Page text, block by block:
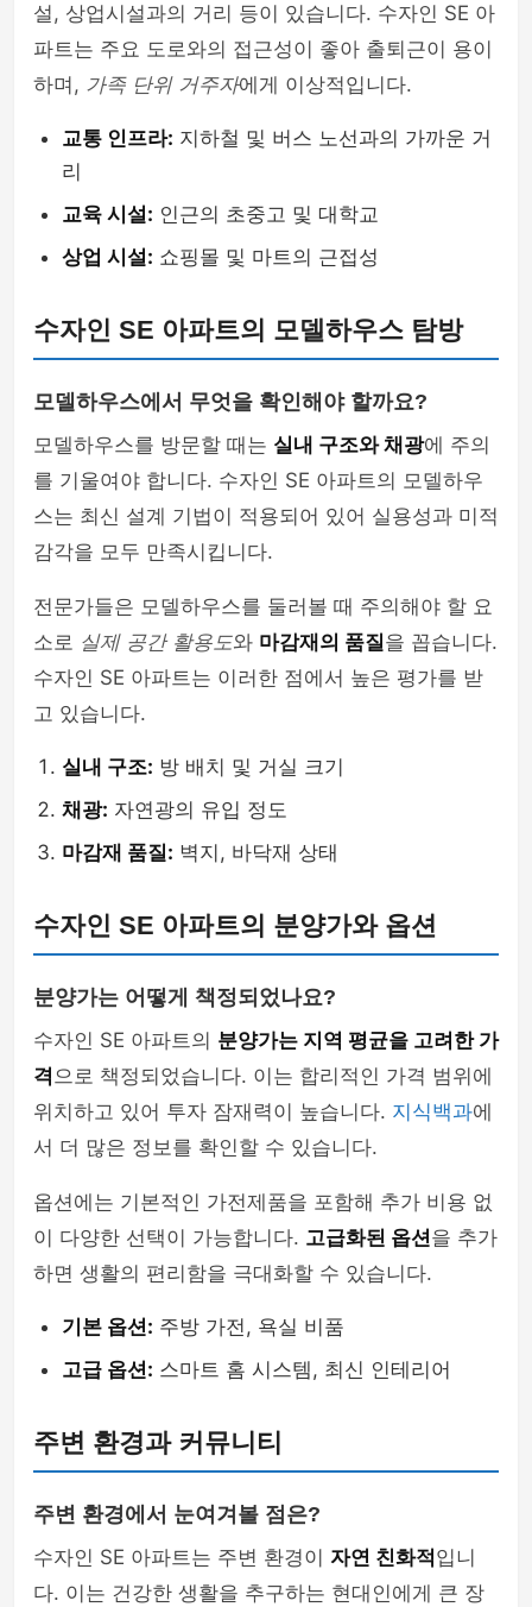
설, 상업시설과의 거리 등이 있습니다. 수자인 SE 아
파트는 주요 도로와의 접근성이 좋아 출퇴근이 용이
하며, 가족 단위 거주자에게 이상적입니다.
교통 인프라: 지하철 및 버스 노선과의 가까운 거
리
교육 시설: 인근의 초중고 및 대학교
상업 시설: 쇼핑몰 및 마트의 근접성
수자인 SE 아파트의 모델하우스 탐방
모델하우스에서 무엇을 확인해야 할까요?
모델하우스를 방문할 때는 실내 구조와 채광에 주의
를 기울여야 합니다. 수자인 SE 아파트의 모델하우
스는 최신 설계 기법이 적용되어 있어 실용성과 미적
감각을 모두 만족시킵니다.
전문가들은 모델하우스를 둘러볼 때 주의해야 할 요
소로 실제 공간 활용도와 마감재의 품질을 꼽습니다.
수자인 SE 아파트는 이러한 점에서 높은 평가를 받
고 있습니다.
실내 구조: 방 배치 및 거실 크기
채광: 자연광의 유입 정도
마감재 품질: 벽지, 바닥재 상태
수자인 SE 아파트의 분양가와 옵션
분양가는 어떻게 책정되었나요?
수자인 SE 아파트의 분양가는 지역 평균을 고려한 가
격으로 책정되었습니다. 이는 합리적인 가격 범위에
위치하고 있어 투자 잠재력이 높습니다. 지식백과에
서 더 많은 정보를 확인할 수 있습니다.
옵션에는 기본적인 가전제품을 포함해 추가 비용 없
이 다양한 선택이 가능합니다. 고급화된 옵션을 추가
하면 생활의 편리함을 극대화할 수 있습니다.
기본 옵션: 주방 가전, 욕실 비품
고급 옵션: 스마트 홈 시스템, 최신 인테리어
주변 환경과 커뮤니티
주변 환경에서 눈여겨볼 점은?
수자인 SE 아파트는 주변 환경이 자연 친화적입니
다. 이는 건강한 생활을 추구하는 현대인에게 큰 장